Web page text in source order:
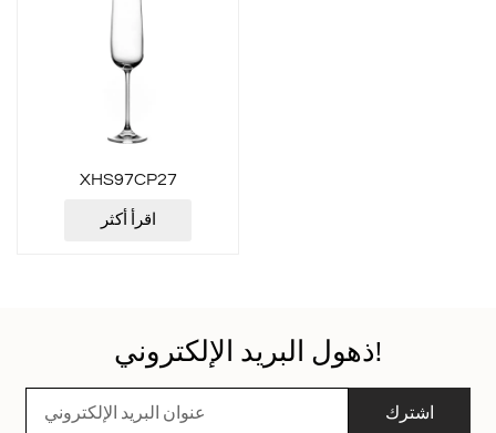
XHS97CP27
اقرأ أكثر
ذهول البريد الإلكتروني!
اشترك